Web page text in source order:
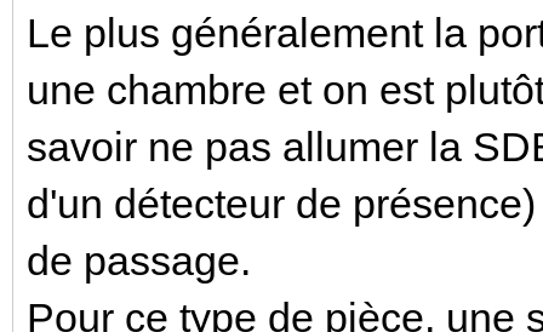
Le plus généralement la
une chambre et on est
savoir ne pas allumer la
d'un détecteur de
de passage.
Pour ce type de pièce, une